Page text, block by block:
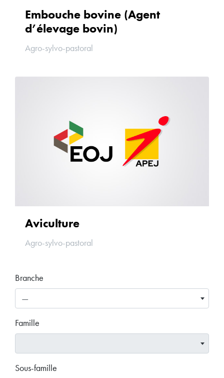
Embouche bovine (Agent
d’élevage bovin)
Agro-sylvo-pastoral
Aviculture
Agro-sylvo-pastoral
Branche
—
Famille
Sous-famille